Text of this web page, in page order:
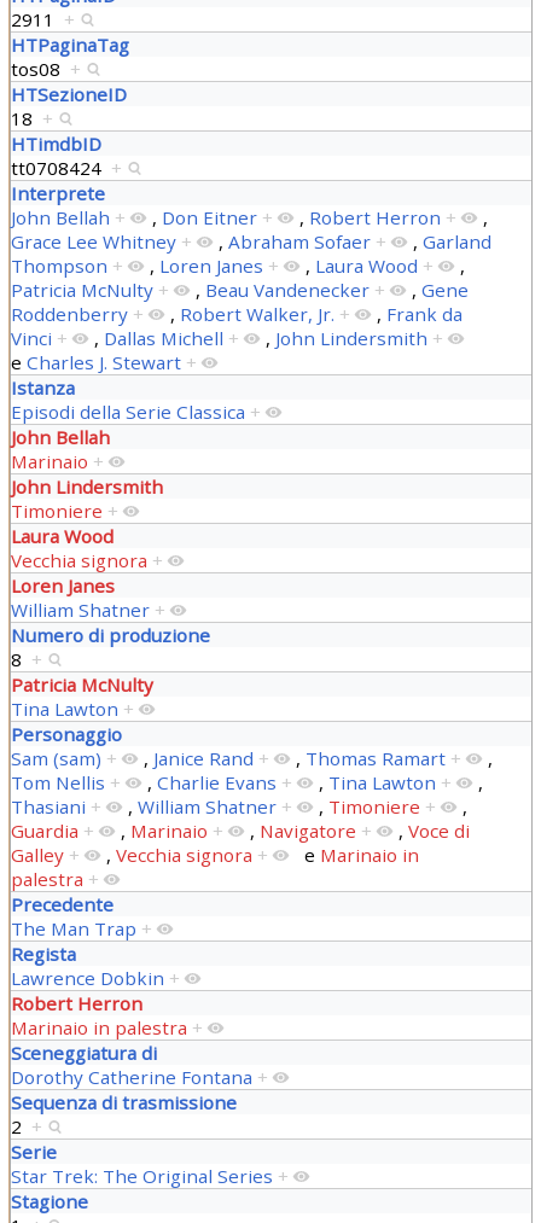
2911 +
HTPaginaTag
tos08 +
HTSezioneID
18 +
HTimdbID
tt0708424 +
Interprete
John Bellah + , Don Eitner + , Robert Herron +
,
Grace Lee Whitney + , Abraham Sofaer + , Garland
Thompson + , Loren Janes + , Laura Wood +
,
Patricia McNulty + , Beau Vandenecker + , Gene
Roddenberry + , Robert Walker, Jr. + , Frank da
Vinci + , Dallas Michell + , John Lindersmith +
e Charles J. Stewart +
Istanza
Episodi della Serie Classica +
John Bellah
Marinaio +
John Lindersmith
Timoniere +
Laura Wood
Vecchia signora +
Loren Janes
William Shatner +
Numero di produzione
8 +
Patricia McNulty
Tina Lawton +
Personaggio
Sam (sam) + , Janice Rand + , Thomas Ramart +
,
Tom Nellis + , Charlie Evans + , Tina Lawton +
,
Thasiani + , William Shatner + , Timoniere +
,
Guardia + , Marinaio + , Navigatore + , Voce di
Galley + , Vecchia signora + e Marinaio in
palestra +
Precedente
The Man Trap +
Regista
Lawrence Dobkin +
Robert Herron
Marinaio in palestra +
Sceneggiatura di
Dorothy Catherine Fontana +
Sequenza di trasmissione
2 +
Serie
Star Trek: The Original Series +
Stagione